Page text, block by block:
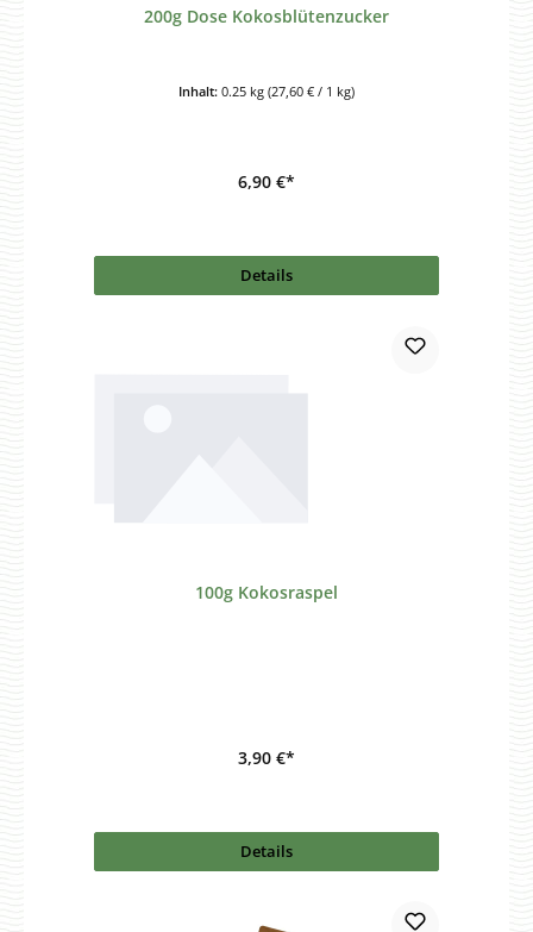
200g Dose Kokosblütenzucker
Inhalt: 0.25 kg (27,60 € / 1 kg)
6,90 €*
Details
100g Kokosraspel
3,90 €*
Details